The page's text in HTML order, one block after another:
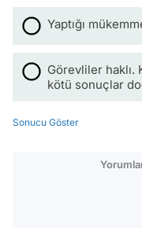
Yaptığı
Görevliler haklı.
kötü sonuçlar
Sonucu Göster